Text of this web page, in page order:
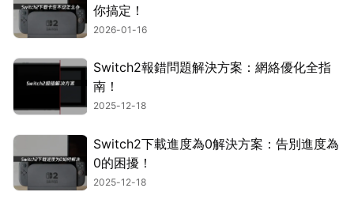
你搞定！
2026-01-16
Switch2報錯問題解決方案：網絡優化全指
南！
2025-12-18
Switch2下載進度為0解決方案：告別進度為
0的困擾！
2025-12-18